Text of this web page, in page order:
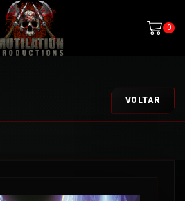
0
VOLTAR